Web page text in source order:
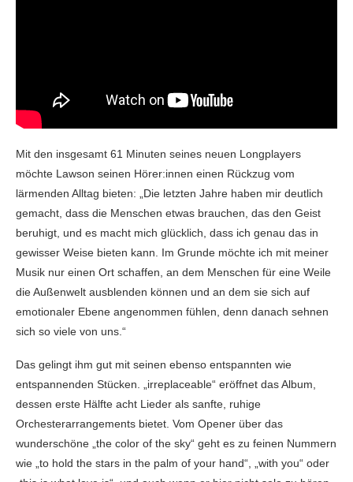
Mit den insgesamt 61 Minuten seines neuen Longplayers
möchte Lawson seinen Hörer:innen einen Rückzug vom
lärmenden Alltag bieten: „Die letzten Jahre haben mir deutlich
gemacht, dass die Menschen etwas brauchen, das den Geist
beruhigt, und es macht mich glücklich, dass ich genau das in
gewisser Weise bieten kann. Im Grunde möchte ich mit meiner
Musik nur einen Ort schaffen, an dem Menschen für eine Weile
die Außenwelt ausblenden können und an dem sie sich auf
emotionaler Ebene angenommen fühlen, denn danach sehnen
sich so viele von uns.“
Das gelingt ihm gut mit seinen ebenso entspannten wie
entspannenden Stücken. „irreplaceable“ eröffnet das Album,
dessen erste Hälfte acht Lieder als sanfte, ruhige
Orchesterarrangements bietet. Vom Opener über das
wunderschöne „the color of the sky“ geht es zu feinen Nummern
wie „to hold the stars in the palm of your hand“, „with you“ oder